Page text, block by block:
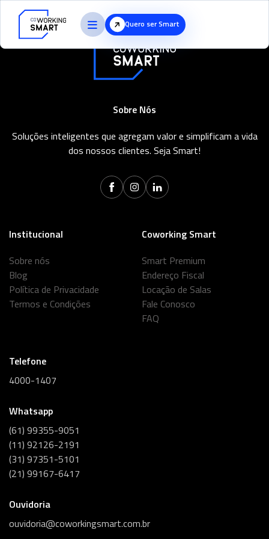
Quero ser Smart
Sobre Nós
Soluções inteligentes que agregam valor e simplificam a vida
dos nossos clientes. Seja Smart!
Institucional
Sobre nós
Blog
Política de Privacidade
Termos e Condições
Coworking Smart
Smart Premium
Endereço Fiscal
Locação de Salas
Fale Conosco
FAQ
Telefone
4000-1407
Whatsapp
(61) 99355-9051
(11) 92126-2191
(31) 97351-5101
(21) 99167-6417
Ouvidoria
ouvidoria@coworkingsmart.com.br